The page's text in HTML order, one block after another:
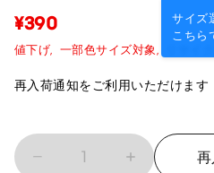
サイズ
こちら
¥390
値下げ, 一部色サイズ対象,
再入荷通知をご利用いただけます
1